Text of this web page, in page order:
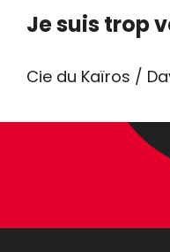
Je suis trop
Cie du Kaïros /